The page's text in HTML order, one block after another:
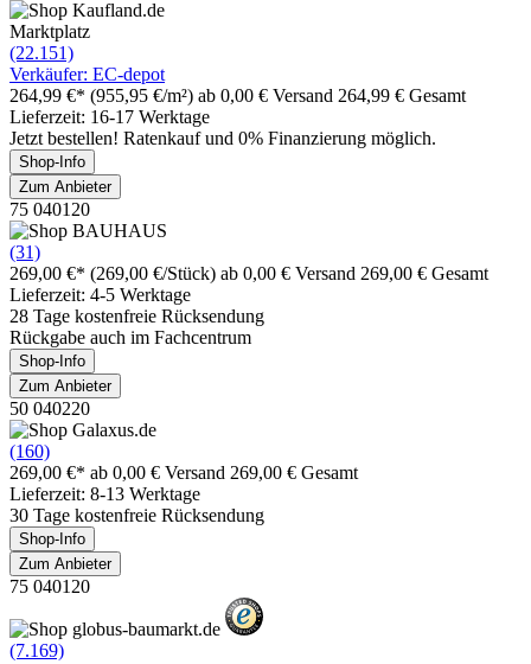
Marktplatz
(22.151)
Verkäufer: EC-depot
264,99 €* (955,95 €/m²) ab 0,00 € Versand 264,99 € Gesamt
Lieferzeit: 16-17 Werktage
Jetzt bestellen! Ratenkauf und 0% Finanzierung möglich.
Shop-Info
Zum Anbieter
75 040120
(31)
269,00 €* (269,00 €/Stück) ab 0,00 € Versand 269,00 € Gesamt
Lieferzeit: 4-5 Werktage
28 Tage kostenfreie Rücksendung
Rückgabe auch im Fachcentrum
Shop-Info
Zum Anbieter
50 040220
(160)
269,00 €* ab 0,00 € Versand 269,00 € Gesamt
Lieferzeit: 8-13 Werktage
30 Tage kostenfreie Rücksendung
Shop-Info
Zum Anbieter
75 040120
(7.169)